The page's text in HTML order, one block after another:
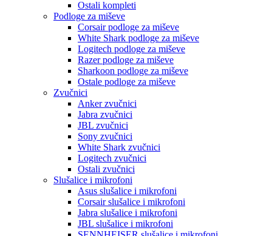
Ostali kompleti
Podloge za miševe
Corsair podloge za miševe
White Shark podloge za miševe
Logitech podloge za miševe
Razer podloge za miševe
Sharkoon podloge za miševe
Ostale podloge za miševe
Zvučnici
Anker zvučnici
Jabra zvučnici
JBL zvučnici
Sony zvučnici
White Shark zvučnici
Logitech zvučnici
Ostali zvučnici
Slušalice i mikrofoni
Asus slušalice i mikrofoni
Corsair slušalice i mikrofoni
Jabra slušalice i mikrofoni
JBL slušalice i mikrofoni